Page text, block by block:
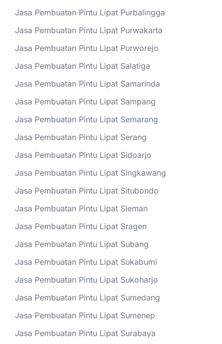
Jasa Pembuatan Pintu Lipat Purbalingga
Jasa Pembuatan Pintu Lipat Purwakarta
Jasa Pembuatan Pintu Lipat Purworejo
Jasa Pembuatan Pintu Lipat Salatiga
Jasa Pembuatan Pintu Lipat Samarinda
Jasa Pembuatan Pintu Lipat Sampang
Jasa Pembuatan Pintu Lipat Semarang
Jasa Pembuatan Pintu Lipat Serang
Jasa Pembuatan Pintu Lipat Sidoarjo
Jasa Pembuatan Pintu Lipat Singkawang
Jasa Pembuatan Pintu Lipat Situbondo
Jasa Pembuatan Pintu Lipat Sleman
Jasa Pembuatan Pintu Lipat Sragen
Jasa Pembuatan Pintu Lipat Subang
Jasa Pembuatan Pintu Lipat Sukabumi
Jasa Pembuatan Pintu Lipat Sukoharjo
Jasa Pembuatan Pintu Lipat Sumedang
Jasa Pembuatan Pintu Lipat Sumenep
Jasa Pembuatan Pintu Lipat Surabaya